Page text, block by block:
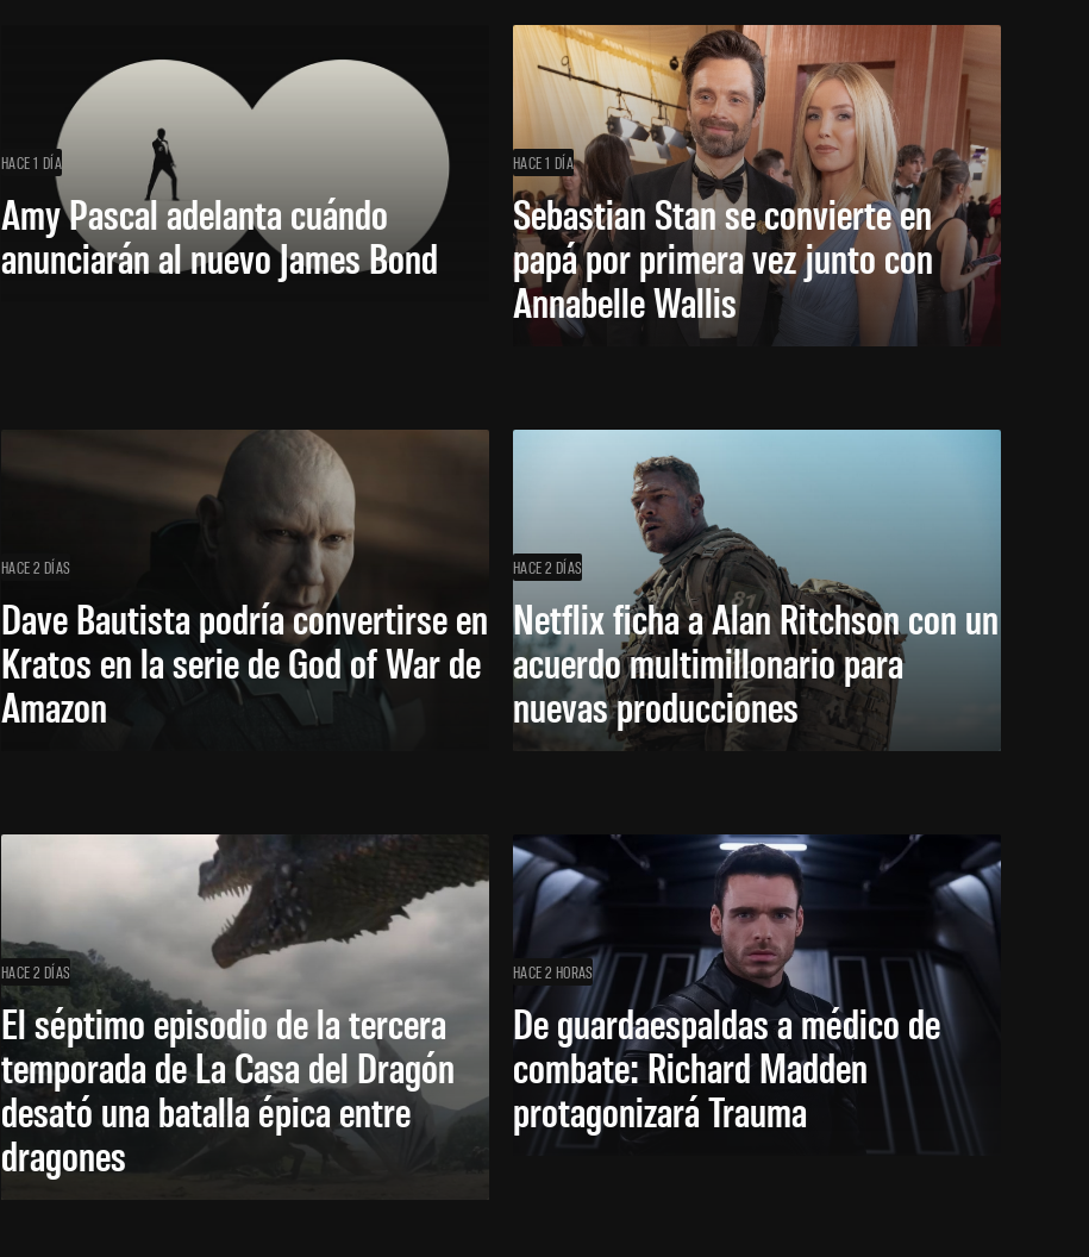
HACE 1 DÍA
Amy Pascal adelanta cuándo
anunciarán al nuevo James Bond
HACE 1 DÍA
Sebastian Stan se convierte en
papá por primera vez junto con
Annabelle Wallis
HACE 2 DÍAS
Dave Bautista podría convertirse en
Kratos en la serie de God of War de
Amazon
HACE 2 DÍAS
Netflix ficha a Alan Ritchson con un
acuerdo multimillonario para
nuevas producciones
HACE 2 DÍAS
El séptimo episodio de la tercera
temporada de La Casa del Dragón
desató una batalla épica entre
dragones
HACE 2 HORAS
De guardaespaldas a médico de
combate: Richard Madden
protagonizará Trauma